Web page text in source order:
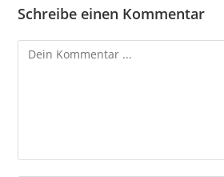
Schreibe einen Kommentar
Kommentieren